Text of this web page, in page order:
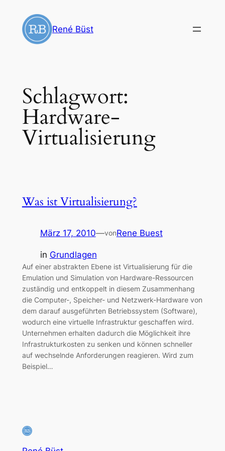
Inhalt
springen
René Büst
Schlagwort:
Hardware-
Virtualisierung
Was ist Virtualisierung?
März 17, 2010—vonRene Buest
in Grundlagen
Auf einer abstrakten Ebene ist Virtualisierung für die
Emulation und Simulation von Hardware-Ressourcen
zuständig und entkoppelt in diesem Zusammenhang
die Computer-, Speicher- und Netzwerk-Hardware von
dem darauf ausgeführten Betriebssystem (Software),
wodurch eine virtuelle Infrastruktur geschaffen wird.
Unternehmen erhalten dadurch die Möglichkeit ihre
Infrastrukturkosten zu senken und können schneller
auf wechselnde Anforderungen reagieren. Wird zum
Beispiel…